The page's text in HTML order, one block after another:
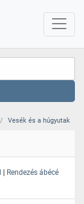
Vesék és a húgyutak
| Rendezés ábécé